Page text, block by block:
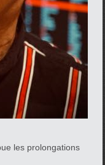
les prolongations